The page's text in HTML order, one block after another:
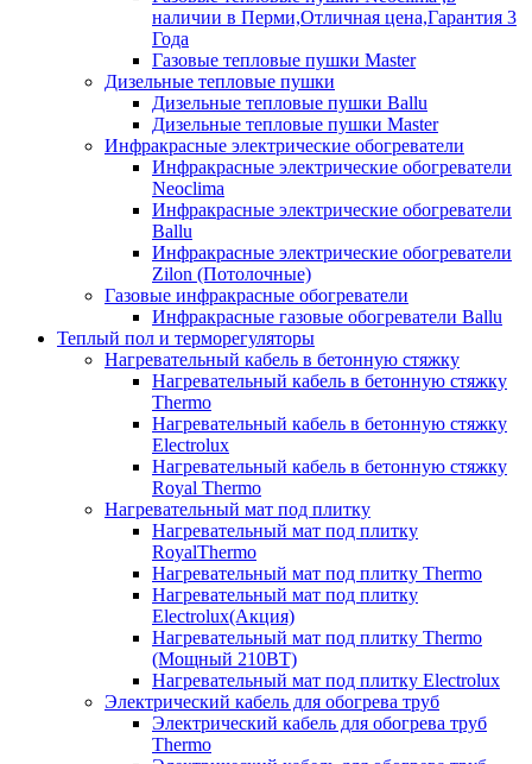
наличии в Перми,Отличная цена,Гарантия 3
Года
Газовые тепловые пушки Master
Дизельные тепловые пушки
Дизельные тепловые пушки Ballu
Дизельные тепловые пушки Master
Инфракрасные электрические обогреватели
Инфракрасные электрические обогреватели
Neoclima
Инфракрасные электрические обогреватели
Ballu
Инфракрасные электрические обогреватели
Zilon (Потолочные)
Газовые инфракрасные обогреватели
Инфракрасные газовые обогреватели Ballu
Теплый пол и терморегуляторы
Нагревательный кабель в бетонную стяжку
Нагревательный кабель в бетонную стяжку
Thermo
Нагревательный кабель в бетонную стяжку
Electrolux
Нагревательный кабель в бетонную стяжку
Royal Thermo
Нагревательный мат под плитку
Нагревательный мат под плитку
RoyalThermo
Нагревательный мат под плитку Thermo
Нагревательный мат под плитку
Electrolux(Акция)
Нагревательный мат под плитку Thermo
(Мощный 210ВТ)
Нагревательный мат под плитку Electrolux
Электрический кабель для обогрева труб
Электрический кабель для обогрева труб
Thermo